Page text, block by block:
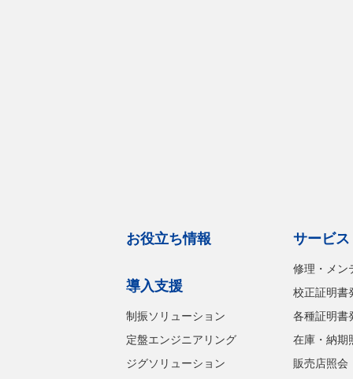
お役立ち情報
導入支援
制振ソリューション
定盤エンジニアリング
ジグソリューション
サービ
修理・メン
校正証明書
各種証明書
在庫・納期
販売店照会